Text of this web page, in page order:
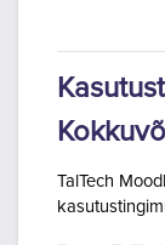
TalTech